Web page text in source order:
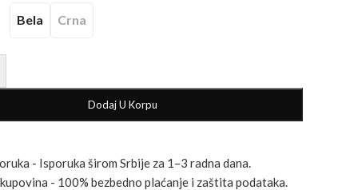
Bela Crna
Dodaj U Korpu
- Isporuka širom Srbije za 1–3 radna dana.
- 100% bezbedno plaćanje i zaštita podataka.